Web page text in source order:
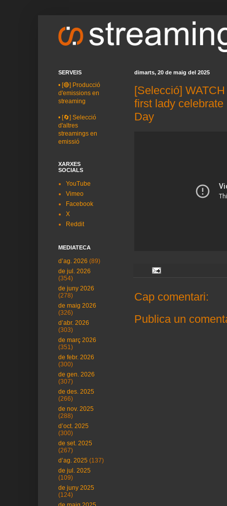
dimarts, 20 de maig del 2025
[Selecció]
first lady celebrate
Day
Cap comentari:
Publica un
SERVEIS
• [🔴] Producció
d'emissions en
streaming
• [🔄] Selecció
d'altres
streamings en
emissió
XARXES
SOCIALS
YouTube
Vimeo
Facebook
X
Reddit
MEDIATECA
d’ag. 2026 (89)
de jul. 2026
(354)
de juny 2026
(278)
de maig 2026
(326)
d’abr. 2026
(303)
de març 2026
(351)
de febr. 2026
(300)
de gen. 2026
(307)
de des. 2025
(266)
de nov. 2025
(288)
d’oct. 2025
(300)
de set. 2025
(267)
d’ag. 2025 (137)
de jul. 2025
(109)
de juny 2025
(124)